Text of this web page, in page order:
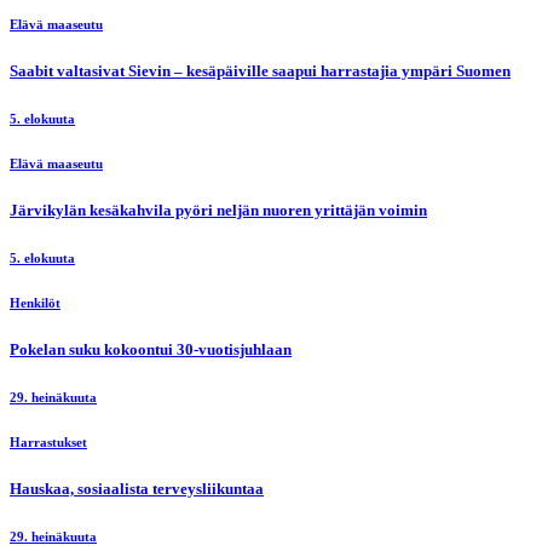
Elävä maaseutu
Saabit valtasivat Sievin – kesäpäiville saapui harrastajia ympäri Suomen
5. elokuuta
Elävä maaseutu
Järvikylän kesäkahvila pyöri neljän nuoren yrittäjän voimin
5. elokuuta
Henkilöt
Pokelan suku kokoontui 30-vuotisjuhlaan
29. heinäkuuta
Harrastukset
Hauskaa, sosiaalista terveysliikuntaa
29. heinäkuuta